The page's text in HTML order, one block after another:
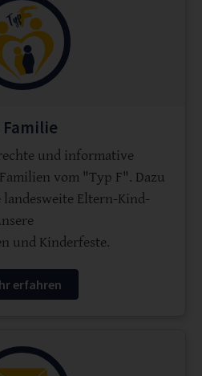
Familie
und informative
vom "Typ F". Dazu
Eltern-Kind-
und Kinderfeste.
erfahren